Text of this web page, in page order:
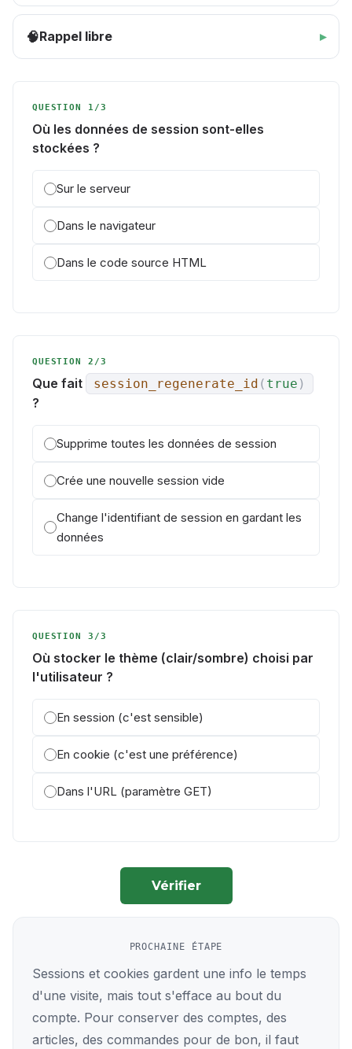
🧠Rappel libre
QUESTION 1/3
Où les données de session sont-elles
stockées ?
Sur le serveur
Dans le navigateur
Dans le code source HTML
QUESTION 2/3
Que fait session_regenerate_id ( true )
?
Supprime toutes les données de session
Crée une nouvelle session vide
Change l'identifiant de session en gardant les
données
QUESTION 3/3
Où stocker le thème (clair/sombre) choisi par
l'utilisateur ?
En session (c'est sensible)
En cookie (c'est une préférence)
Dans l'URL (paramètre GET)
Vérifier
PROCHAINE ÉTAPE
Sessions et cookies gardent une info le temps
d'une visite, mais tout s'efface au bout du
compte. Pour conserver des comptes, des
articles, des commandes pour de bon, il faut